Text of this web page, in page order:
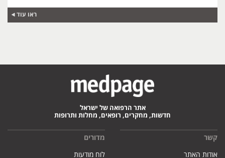
ראו עוד
אתר הרפואה של ישראל
חדשות, מחקרים, רופאים, מחלות ותרופות
קשר
אודות האתר
מדורים
לוח מודעות